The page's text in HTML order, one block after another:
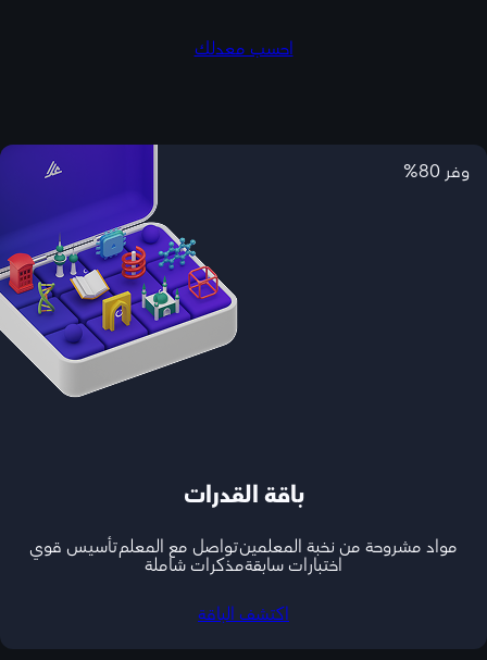
احسب معدلك
وفر 80%
باقة القدرات
مواد مشروحة من نخبة المعلمينتواصل مع المعلمتأسيس قوي
اختبارات سابقةمذكرات شاملة
اكتشف الباقة